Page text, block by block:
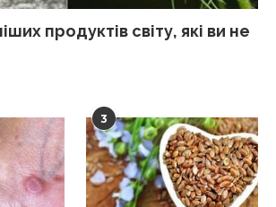
продуктів світу, які ви не
3